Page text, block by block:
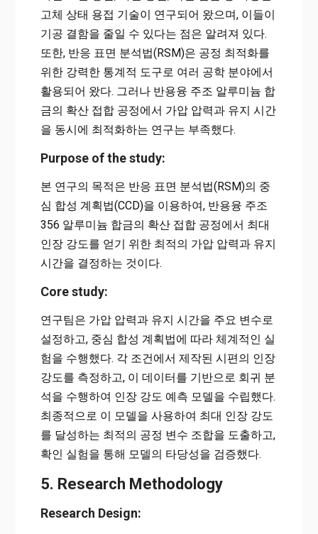
고체 상태 용접 기술이 연구되어 왔으며, 이들이
기공 결함을 줄일 수 있다는 점은 알려져 있다.
또한, 반응 표면 분석법(RSM)은 공정 최적화를
위한 강력한 통계적 도구로 여러 공학 분야에서
활용되어 왔다. 그러나 반용융 주조 알루미늄 합
금의 확산 접합 공정에서 가압 압력과 유지 시간
을 동시에 최적화하는 연구는 부족했다.
Purpose of the study:
본 연구의 목적은 반응 표면 분석법(RSM)의 중
심 합성 계획법(CCD)을 이용하여, 반용융 주조
356 알루미늄 합금의 확산 접합 공정에서 최대
인장 강도를 얻기 위한 최적의 가압 압력과 유지
시간을 결정하는 것이다.
Core study:
연구팀은 가압 압력과 유지 시간을 주요 변수로
설정하고, 중심 합성 계획법에 따라 체계적인 실
험을 수행했다. 각 조건에서 제작된 시편의 인장
강도를 측정하고, 이 데이터를 기반으로 회귀 분
석을 수행하여 인장 강도 예측 모델을 수립했다.
최종적으로 이 모델을 사용하여 최대 인장 강도
를 달성하는 최적의 공정 변수 조합을 도출하고,
확인 실험을 통해 모델의 타당성을 검증했다.
5. Research Methodology
Research Design: